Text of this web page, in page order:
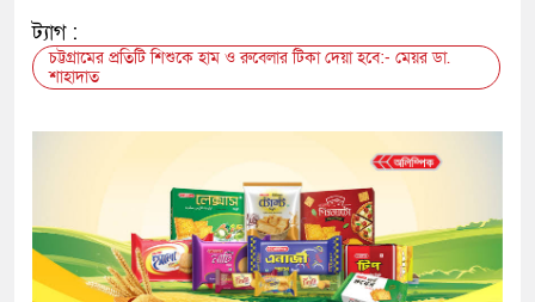
ট্যাগ :
চট্টগ্রামের প্রতিটি শিশুকে হাম ও রুবেলার টিকা দেয়া হবে:- মেয়র ডা.
শাহাদাত